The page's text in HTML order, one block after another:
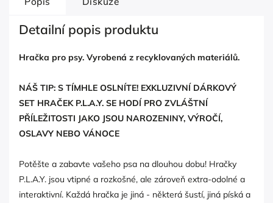
Detailní popis produktu
Hračka pro psy. Vyrobená z recyklovaných materiálů.
NÁŠ TIP: S TÍMHLE OSLNÍTE! EXKLUZIVNÍ DÁRKOVÝ
SET HRAČEK P.L.A.Y. SE HODÍ PRO ZVLÁŠTNÍ
PŘÍLEŽITOSTI JAKO JSOU NAROZENINY, VÝROČÍ,
OSLAVY NEBO VÁNOCE
Potěšte a zabavte vašeho psa na dlouhou dobu! Hračky
P.L.A.Y. jsou vtipné a rozkošné, ale zároveň extra-odolné a
interaktivní. Každá hračka je jiná - některá šustí, jiná píská a